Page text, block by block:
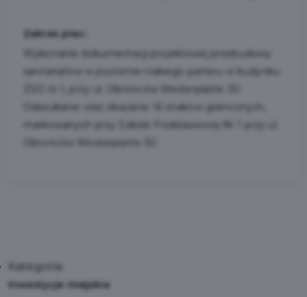
Zakres prac:
Wykonanie dokumentacji projektowej przebudowy
sanitariatów w poziomie niskiego parteru w budynku
ZSO nr 1, przy ul. Obrońców Westerplatte 30.
Odszukanie oraz okazanie 16 znaków granicznych,
markowanych przy Szkole Podstawowej Nr 1 przy ul.
Obrońców Westerplatte 30.
Kategoria:
Inwestycje miejskie